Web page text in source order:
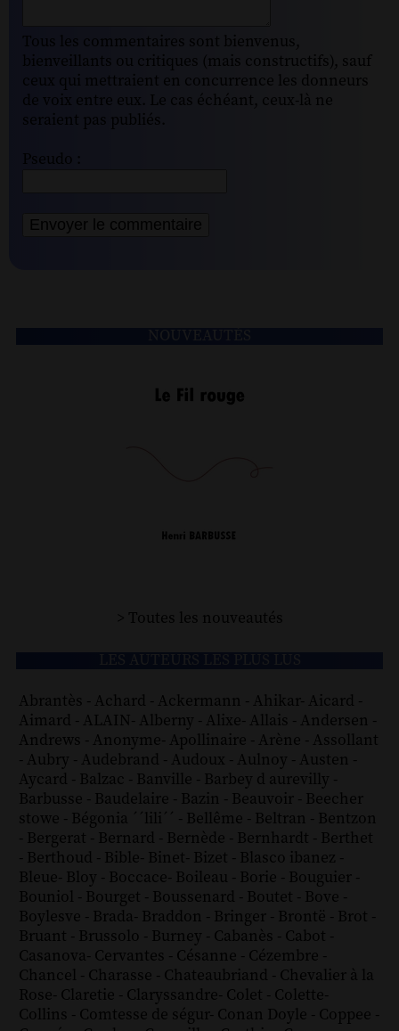
Tous les commentaires sont bienvenus,
bienveillants ou critiques (mais constructifs), sauf
ceux qui mettraient en concurrence les donneurs
de voix entre eux. Le cas échéant, ceux-là ne
seraient pas publiés.
Pseudo :
> Toutes les nouveautés
Abrantès - Achard - Ackermann - Ahikar- Aicard -
Aimard - ALAIN- Alberny - Alixe- Allais - Andersen -
Andrews - Anonyme- Apollinaire - Arène - Assollant
- Aubry - Audebrand - Audoux - Aulnoy - Austen -
Aycard - Balzac - Banville - Barbey d aurevilly -
Barbusse - Baudelaire - Bazin - Beauvoir - Beecher
stowe - Bégonia ´´lili´´ - Bellême - Beltran - Bentzon
- Bergerat - Bernard - Bernède - Bernhardt - Berthet
- Berthoud - Bible- Binet- Bizet - Blasco ibanez -
Bleue- Bloy - Boccace- Boileau - Borie - Bouguier -
Bouniol - Bourget - Boussenard - Boutet - Bove -
Boylesve - Brada- Braddon - Bringer - Brontë - Brot -
Bruant - Brussolo - Burney - Cabanès - Cabot -
Casanova- Cervantes - Césanne - Cézembre -
Chancel - Charasse - Chateaubriand - Chevalier à la
Rose- Claretie - Claryssandre- Colet - Colette-
Collins - Comtesse de ségur- Conan Doyle - Coppee -